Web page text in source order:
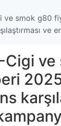
ve smok g80
ve
Cigi